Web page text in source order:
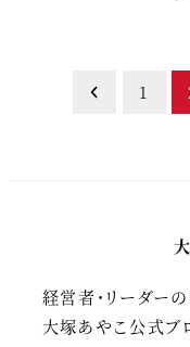
ー
ジ
1
経営者・リーダー
大塚あやこ公式ブ